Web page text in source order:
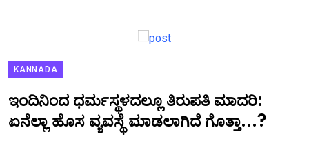
KANNADA
ಇಂದಿನಿಂದ ಧರ್ಮಸ್ಥಳದಲ್ಲೂ ತಿರುಪತಿ ಮಾದರಿ:
ಏನೆಲ್ಲಾ ಹೊಸ ವ್ಯವಸ್ಥೆ ಮಾಡಲಾಗಿದೆ ಗೊತ್ತಾ...?